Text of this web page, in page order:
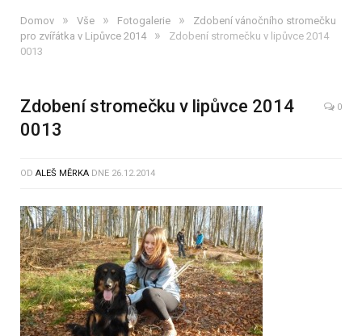
Domov » Vše » Fotogalerie »
Zdobení vánočního stromečku
pro zvířátka v Lipůvce 2014
»
Zdobení stromečku v lipůvce 2014
0013
Zdobení stromečku v lipůvce 2014
0013
0
OD ALEŠ MĚRKA DNE 26.12.2014